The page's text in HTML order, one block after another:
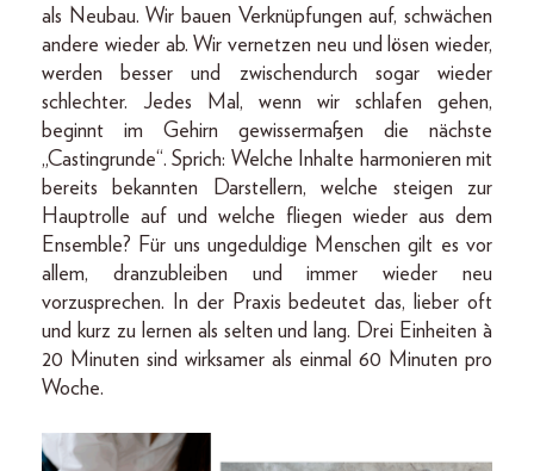
als Neubau. Wir bauen Verknüpfungen auf, schwächen
andere wieder ab. Wir vernetzen neu und lösen wieder,
werden besser und zwischendurch sogar wieder
schlechter. Jedes Mal, wenn wir schlafen gehen,
beginnt im Gehirn gewissermaßen die nächste
„Castingrunde“. Sprich: Welche Inhalte harmonieren mit
bereits bekannten Darstellern, welche steigen zur
Hauptrolle auf und welche fliegen wieder aus dem
Ensemble? Für uns ungeduldige Menschen gilt es vor
allem, dranzubleiben und immer wieder neu
vorzusprechen. In der Praxis bedeutet das, lieber oft
und kurz zu lernen als selten und lang. Drei Einheiten à
20 Minuten sind wirksamer als einmal 60 Minuten pro
Woche.